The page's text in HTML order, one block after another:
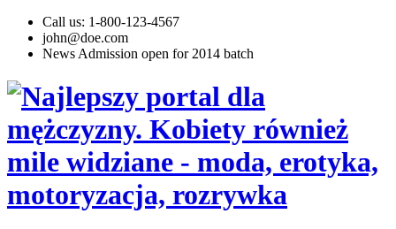
Call us: 1-800-123-4567
john@doe.com
News Admission open for 2014 batch